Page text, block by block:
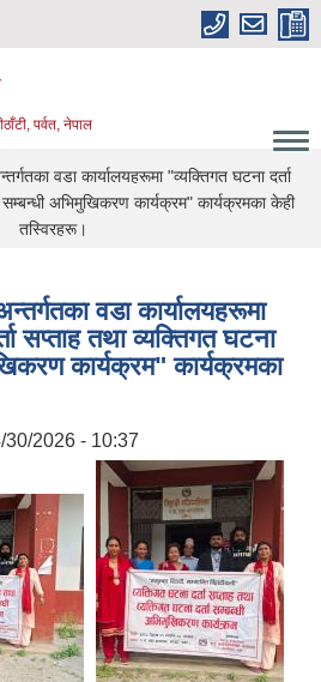
पर्वत, नेपाल
वडा कार्यालयहरूमा "व्यक्तिगत घटना दर्ता
सम्बन्धी अभिमुखिकरण कार्यक्रम" कार्यक्रमका केही
तस्विरहरू।
वडा कार्यालयहरूमा
सप्ताह तथा व्यक्तिगत घटना
कार्यक्रम" कार्यक्रमका
30/2026 - 10:37